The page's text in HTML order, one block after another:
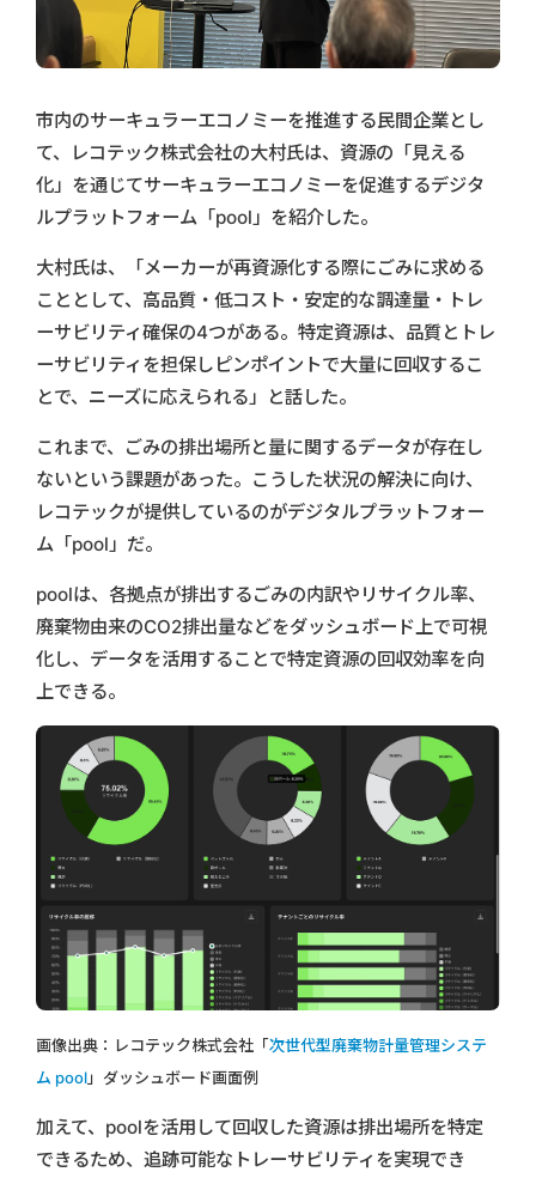
市内のサーキュラーエコノミーを推進する民間企業とし
て、レコテック株式会社の大村氏は、資源の「見える
化」を通じてサーキュラーエコノミーを促進するデジタ
ルプラットフォーム「pool」を紹介した。
大村氏は、「メーカーが再資源化する際にごみに求める
こととして、高品質・低コスト・安定的な調達量・トレ
ーサビリティ確保の4つがある。特定資源は、品質とトレ
ーサビリティを担保しピンポイントで大量に回収するこ
とで、ニーズに応えられる」と話した。
これまで、ごみの排出場所と量に関するデータが存在し
ないという課題があった。こうした状況の解決に向け、
レコテックが提供しているのがデジタルプラットフォー
ム「pool」だ。
poolは、各拠点が排出するごみの内訳やリサイクル率、
廃棄物由来のCO2排出量などをダッシュボード上で可視
化し、データを活用することで特定資源の回収効率を向
上できる。
画像出典：レコテック株式会社「次世代型廃棄物計量管理システ
ム pool」ダッシュボード画面例
加えて、poolを活用して回収した資源は排出場所を特定
できるため、追跡可能なトレーサビリティを実現でき